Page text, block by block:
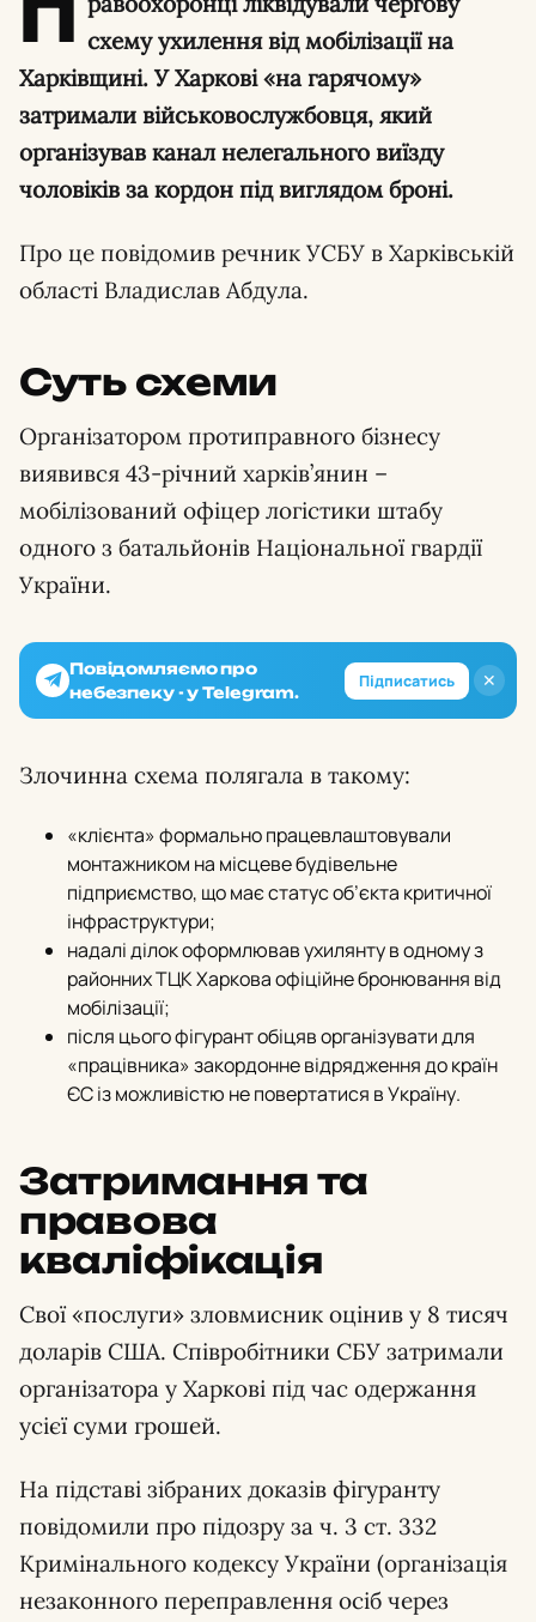
П
схему ухилення від мобілізації на
Харківщині. У Харкові «на гарячому»
затримали військовослужбовця, який
організував канал нелегального виїзду
чоловіків за кордон під виглядом броні.
Про це повідомив речник УСБУ в Харківській
області Владислав Абдула.
Суть схеми
Організатором протиправного бізнесу
виявився 43-річний харків’янин –
мобілізований офіцер логістики штабу
одного з батальйонів Національної гвардії
України.
✕
Повідомляємо про
небезпеку - у Telegram.
Підписатись
Злочинна схема полягала в такому:
«клієнта» формально працевлаштовували
монтажником на місцеве будівельне
підприємство, що має статус об’єкта критичної
інфраструктури;
надалі ділок оформлював ухилянту в одному з
районних ТЦК Харкова офіційне бронювання від
мобілізації;
після цього фігурант обіцяв організувати для
«працівника» закордонне відрядження до країн
ЄС із можливістю не повертатися в Україну.
Затримання та
правова
кваліфікація
Свої «послуги» зловмисник оцінив у 8 тисяч
доларів США. Співробітники СБУ затримали
організатора у Харкові під час одержання
усієї суми грошей.
На підставі зібраних доказів фігуранту
повідомили про підозру за ч. 3 ст. 332
Кримінального кодексу України (організація
незаконного переправлення осіб через